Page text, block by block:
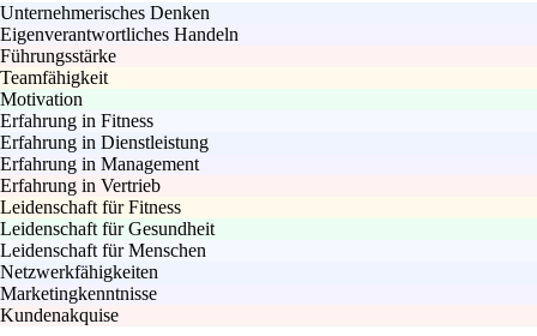
Unternehmerisches Denken
Eigenverantwortliches Handeln
Führungsstärke
Teamfähigkeit
Motivation
Erfahrung in Fitness
Erfahrung in Dienstleistung
Erfahrung in Management
Erfahrung in Vertrieb
Leidenschaft für Fitness
Leidenschaft für Gesundheit
Leidenschaft für Menschen
Netzwerkfähigkeiten
Marketingkenntnisse
Kundenakquise